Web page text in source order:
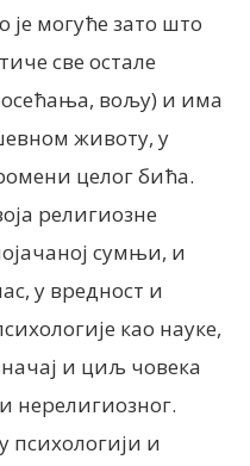
је могуће зато што
све остале
вољу) и има
животу, у
целог бића.
религиозне
сумњи, и
у вредност и
као науке,
и циљ човека
нерелигиозног.
психологији и